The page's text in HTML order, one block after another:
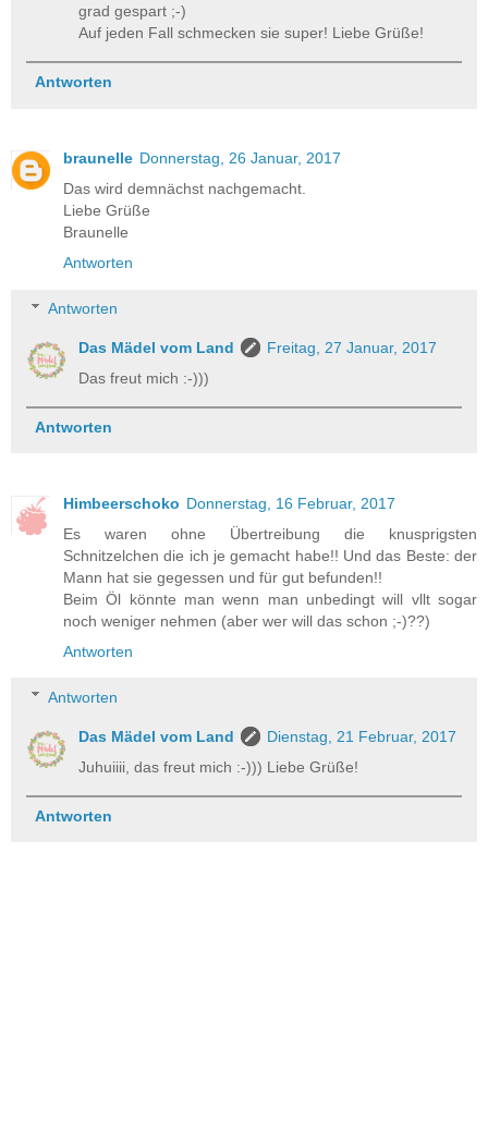
grad gespart ;-)
Auf jeden Fall schmecken sie super! Liebe Grüße!
Antworten
braunelle Donnerstag, 26 Januar, 2017
Das wird demnächst nachgemacht.
Liebe Grüße
Braunelle
Antworten
Antworten
Das Mädel vom Land
Freitag, 27 Januar, 2017
Das freut mich :-)))
Antworten
Himbeerschoko Donnerstag, 16 Februar, 2017
Es waren ohne Übertreibung die knusprigsten
Schnitzelchen die ich je gemacht habe!! Und das Beste: der
Mann hat sie gegessen und für gut befunden!!
Beim Öl könnte man wenn man unbedingt will vllt sogar
noch weniger nehmen (aber wer will das schon ;-)??)
Antworten
Antworten
Das Mädel vom Land
Dienstag, 21 Februar, 2017
Juhuiiii, das freut mich :-))) Liebe Grüße!
Antworten